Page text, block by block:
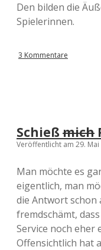
Den bilden die
Spielerinnen.
3 Kommentare
Schießmich
Veröffentlicht am 29. Mai
Man möchte es
eigentlich, man
die Antwort schon
fremdschämt,
Service noch eher
Offensichtlich hat